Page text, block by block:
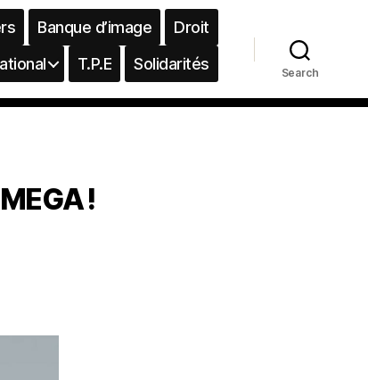
Banque d’image
Droit
T.P.E Solidarités Search
!